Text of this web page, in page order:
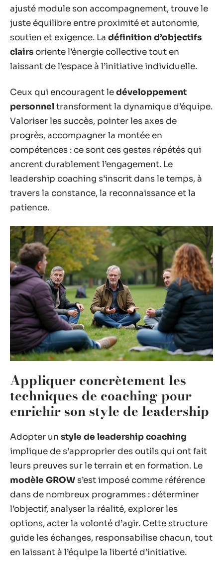
ajusté module son accompagnement, trouve le
juste équilibre entre proximité et autonomie,
soutien et exigence. La définition d’objectifs
clairs oriente l’énergie collective tout en
laissant de l’espace à l’initiative individuelle.
Ceux qui encouragent ledéveloppement
personneltransforment la dynamique d’équipe.
Valoriser les succès, pointer les axes de
progrès, accompagner la montée en
compétences : ce sont ces gestes répétés qui
ancrent durablement l’engagement. Le
leadership coaching s’inscrit dans le temps, à
travers la constance, la reconnaissance et la
patience.
Appliquer concrètement les
techniques de coaching pour
enrichir son style de leadership
Adopter un style de leadership coaching
implique de s’approprier des outils qui ont fait
leurs preuves sur le terrain et en formation. Le
modèle GROW s’est imposé comme référence
dans de nombreux programmes : déterminer
l’objectif, analyser la réalité, explorer les
options, acter la volonté d’agir. Cette structure
guide les échanges, responsabilise chacun, tout
en laissant à l’équipe la liberté d’initiative.